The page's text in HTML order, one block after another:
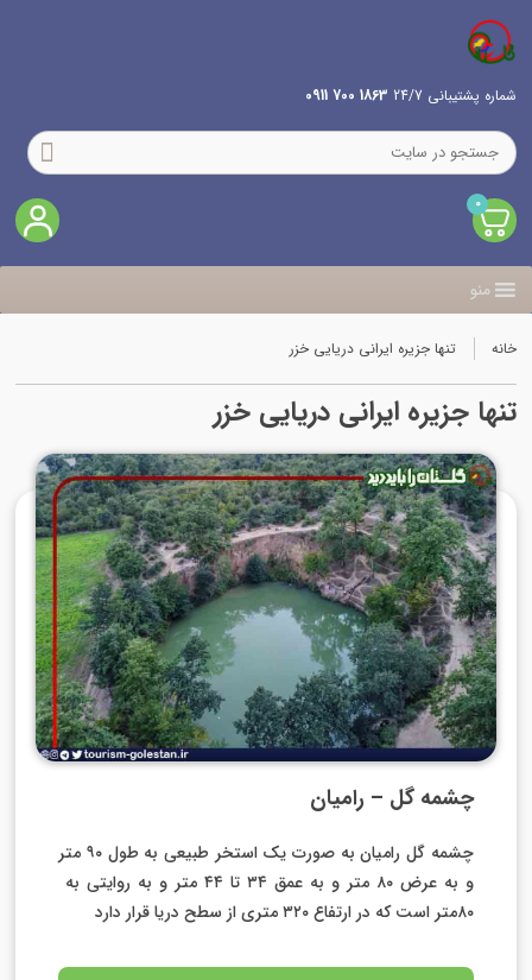
شماره پشتیبانی 24/7 1863 700 0911
0
منو
خانه تنها جزیره ایرانی دریایی خزر
تنها جزیره ایرانی دریایی خزر
چشمه گل – رامیان
چشمه گل رامیان به صورت یک استخر طبیعی به طول ‪ ۹۰‬متر
۸۰‬متر است که در ارتفاع ‪ ۳۲۰‬متری از سطح دریا قرار دارد